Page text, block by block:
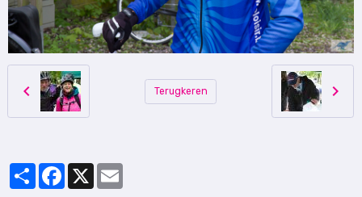
Terugkeren
PartagerFacebook